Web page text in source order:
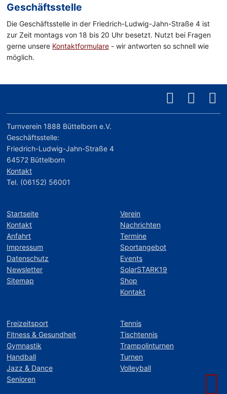
Geschäftsstelle
Die Geschäftsstelle in der Friedrich-Ludwig-Jahn-Straße 4 ist
zur Zeit montags von 18 bis 20 Uhr besetzt. Nutzt bei Fragen
gerne unsere Kontaktformulare - wir antworten so schnell wie
möglich.
Turnverein 1888 Büttelborn e.V.
Geschäftsstelle:
Friedrich-Ludwig-Jahn-Straße 4
64572 Büttelborn
Kontakt
Tel. (06152) 56001
Startseite
Kontakt
Anfahrt
Impressum
Datenschutz
Newsletter
Sitemap
Verein
Nachrichten
Termine
Sportangebot
Events
SolarSTARK19
Shop
Kontakt
Freizeitsport
Fitness & Gesundheit
Gymnastik
Handball
Jazz & Dance
Senioren
Tennis
Tischtennis
Trampolinturnen
Turnen
Volleyball